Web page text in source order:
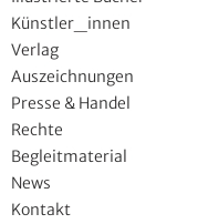
Künstler_innen
Verlag
Auszeichnungen
Presse & Handel
Rechte
Begleitmaterial
News
Kontakt